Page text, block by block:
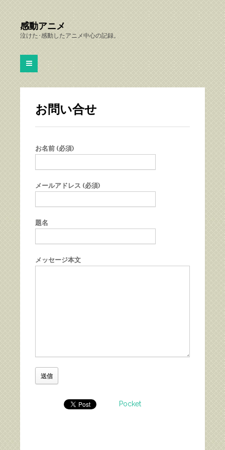
感動アニメ
泣けた･感動したアニメ中心の記録。
お問い合せ
お名前 (必須)
メールアドレス (必須)
題名
メッセージ本文
Pocket